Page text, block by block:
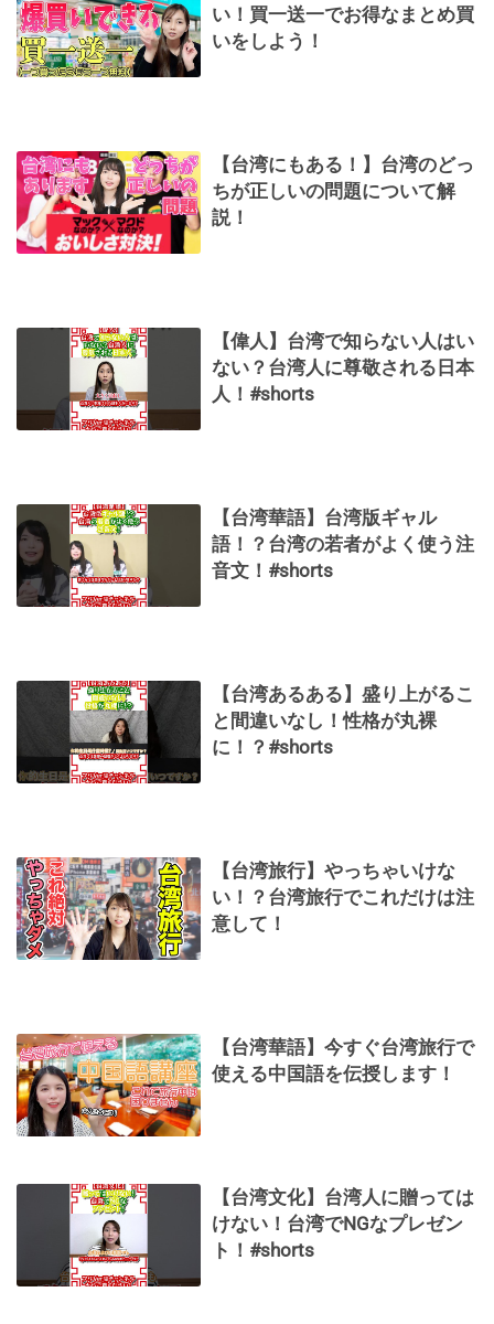
い！買一送一でお得なまとめ買
いをしよう！
【台湾にもある！】台湾のどっ
ちが正しいの問題について解
説！
【偉人】台湾で知らない人はい
ない？台湾人に尊敬される日本
人！#shorts
【台湾華語】台湾版ギャル
語！？台湾の若者がよく使う注
音文！#shorts
【台湾あるある】盛り上がるこ
と間違いなし！性格が丸裸
に！？#shorts
【台湾旅行】やっちゃいけな
い！？台湾旅行でこれだけは注
意して！
【台湾華語】今すぐ台湾旅行で
使える中国語を伝授します！
【台湾文化】台湾人に贈っては
けない！台湾でNGなプレゼン
ト！#shorts